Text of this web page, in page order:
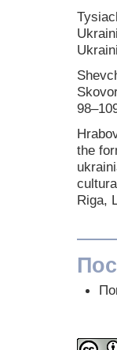
the
Riga,